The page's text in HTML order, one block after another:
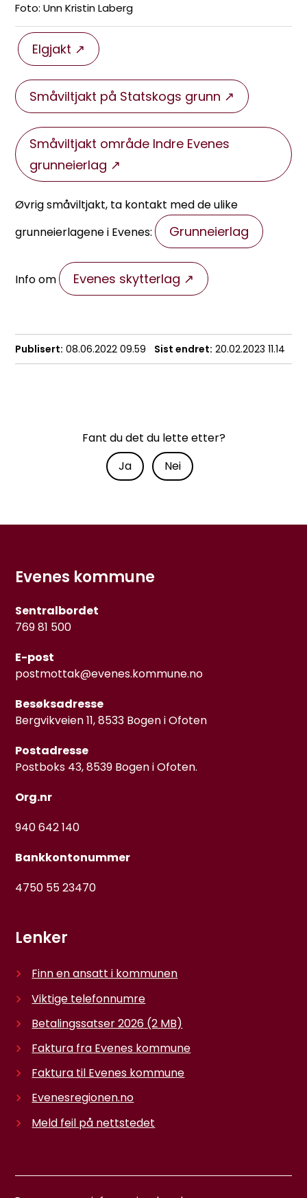
Unn Kristin Laberg
Elgjakt
Småviltjakt på Statskogs grunn
Småviltjakt område Indre Evenes
grunneierlag
Øvrig småviltjakt, ta kontakt med de ulike
grunneierlagene i Evenes:
Grunneierlag
Info om Evenes skytterlag
Publisert 08.06.2022 09.59 Sist endret 20.02.2023 11.14
Fant du det du lette etter?
Ja
Nei
Evenes kommune
Sentralbordet
769 81 500
E-post
postmottak@evenes.kommune.no
Besøksadresse
Bergvikveien 11, 8533 Bogen i Ofoten
Postadresse
Postboks 43, 8539 Bogen i Ofoten.
Org.nr
940 642 140
Bankkontonummer
4750 55 23470
Lenker
Finn en ansatt i kommunen
Viktige telefonnumre
Betalingssatser 2026 (2 MB)
Faktura fra Evenes kommune
Faktura til Evenes kommune
Evenesregionen.no
Meld feil på nettstedet